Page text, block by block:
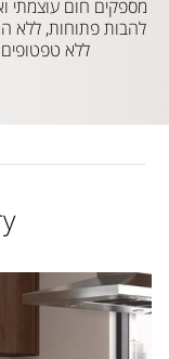
מספקים חום עוצמתי
להבות פתוחות, ללא
ללא טפטופים